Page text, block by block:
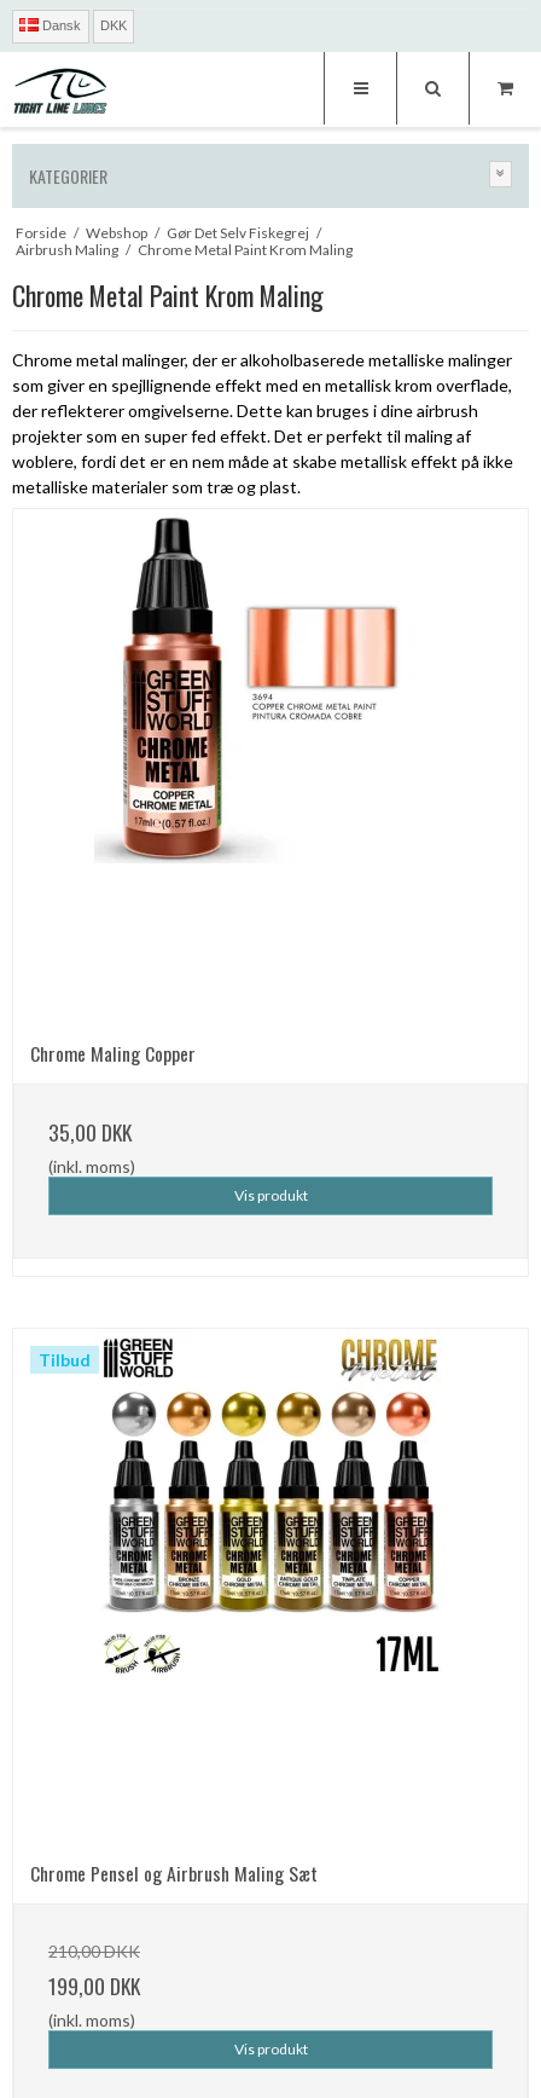
Dansk DKK
KATEGORIER
Forside / Webshop / Gør Det Selv Fiskegrej /
Airbrush Maling / Chrome Metal Paint Krom Maling
Chrome Metal Paint Krom Maling
Chrome metal malinger, der er alkoholbaserede metalliske malinger
som giver en spejllignende effekt med en metallisk krom overflade,
der reflekterer omgivelserne. Dette kan bruges i dine airbrush
projekter som en super fed effekt. Det er perfekt til maling af
woblere, fordi det er en nem måde at skabe metallisk effekt på ikke
metalliske materialer som træ og plast.
Chrome Maling Copper
35,00 DKK
(inkl. moms)
Vis produkt
Tilbud
Chrome Pensel og Airbrush Maling Sæt
210,00 DKK
199,00 DKK
(inkl. moms)
Vis produkt